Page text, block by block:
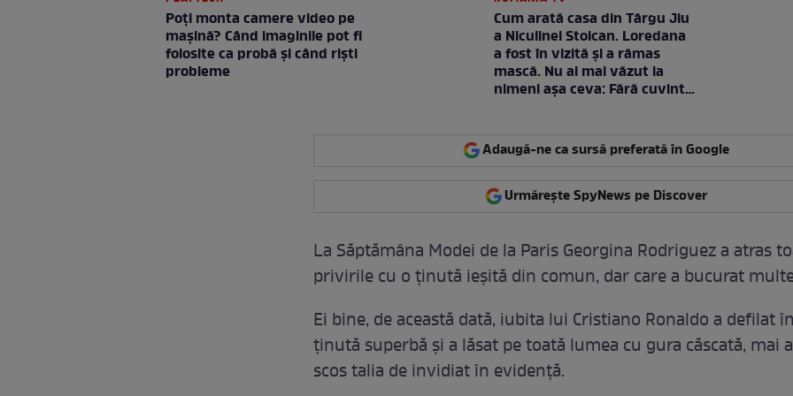
Poți monta camere video pe
mașină? Când imaginile pot fi
folosite ca probă și când riști
probleme
Cum arată casa din Târgu Jiu
a Niculinei Stoican. Loredana
a fost în vizită și a rămas
mască. Nu ai mai văzut la
nimeni așa ceva: Fără cuvinte
Adaugă-ne ca sursă preferată în Google
Urmărește SpyNews pe Discover
La Săptămâna Modei de la Paris Georgina Rodriguez a atras
privirile cu o ținută ieșită din comun, dar care a bucurat
Ei bine, de această dată, iubita lui Cristiano Ronaldo a defilat
ținută superbă și a lăsat pe toată lumea cu gura căscată, mai
scos talia de invidiat în evidență.